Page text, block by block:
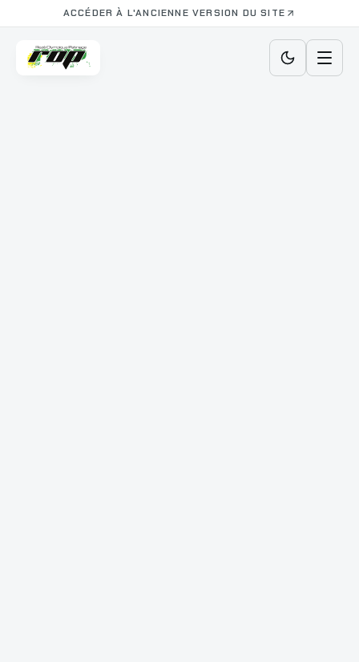
ACCÉDER À L'ANCIENNE VERSION DU SITE